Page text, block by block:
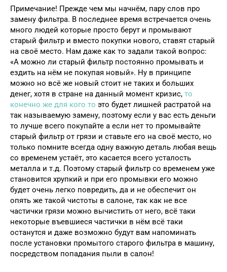
Примечание! Прежде чем мы начнём, пару слов про
замену фильтра. В последнее время встречается очень
много людей которые просто берут и промывают
старый фильтр и вместо покупки нового, ставят старый
на своё место. Нам даже как то задали такой вопрос:
«А можно ли старый фильтр постоянно промывать и
ездить на нём не покупая новый». Ну в принципе
можно но всё же новый стоит не таких и больших
денег, хотя в стране на данный момент кризис, то
конечно же для кого то это будет лишней растратой на
так называемую замену, поэтому если у вас есть деньги
то лучше всего покупайте а если нет то промывайте
старый фильтр от грязи и ставьте его на своё место, но
только помните всегда одну важную деталь любая вещь
со временем устаёт, это касается всего усталость
металла и т.д. Поэтому старый фильтр со временем уже
становится хрупкий и при его промывки его можно
будет очень легко повредить, да и не обеспечит он
опять же такой чистоты в салоне, так как не все
частички грязи можно вычистить от него, всё таки
некоторые въевшиеся частички в нём всё таки
останутся и даже возможно будут вам напоминать
после установки промытого старого фильтра в машину,
посредством попадания пыли в салон!